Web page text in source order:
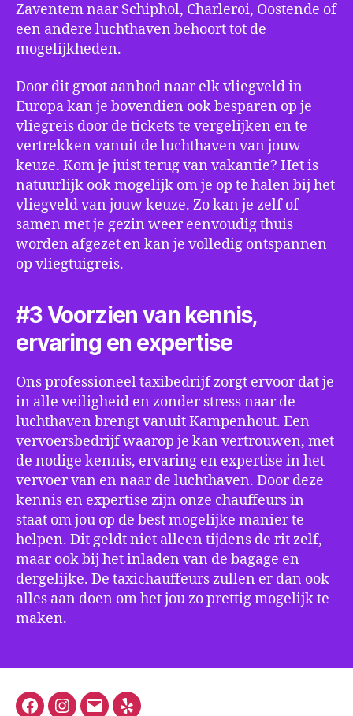
Zaventem naar Schiphol, Charleroi, Oostende of
een andere luchthaven behoort tot de
mogelijkheden.
Door dit groot aanbod naar elk vliegveld in
Europa kan je bovendien ook besparen op je
vliegreis door de tickets te vergelijken en te
vertrekken vanuit de luchthaven van jouw
keuze. Kom je juist terug van vakantie? Het is
natuurlijk ook mogelijk om je op te halen bij het
vliegveld van jouw keuze. Zo kan je zelf of
samen met je gezin weer eenvoudig thuis
worden afgezet en kan je volledig ontspannen
op vliegtuigreis.
#3 Voorzien van kennis,
ervaring en expertise
Ons professioneel taxibedrijf zorgt ervoor dat je
in alle veiligheid en zonder stress naar de
luchthaven brengt vanuit Kampenhout. Een
vervoersbedrijf waarop je kan vertrouwen, met
de nodige kennis, ervaring en expertise in het
vervoer van en naar de luchthaven. Door deze
kennis en expertise zijn onze chauffeurs in
staat om jou op de best mogelijke manier te
helpen. Dit geldt niet alleen tijdens de rit zelf,
maar ook bij het inladen van de bagage en
dergelijke. De taxichauffeurs zullen er dan ook
alles aan doen om het jou zo prettig mogelijk te
maken.